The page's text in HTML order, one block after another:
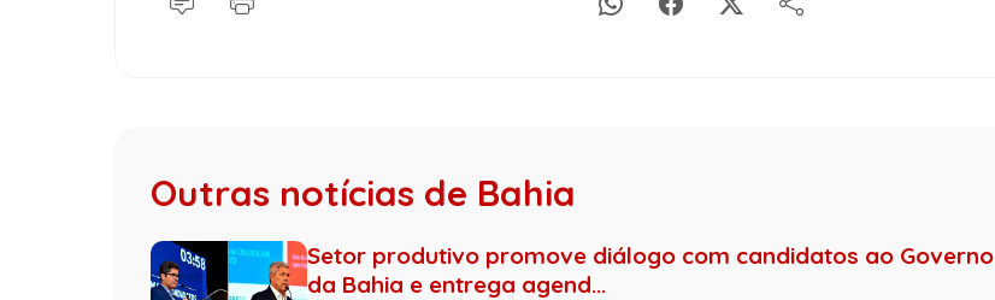
Outras notícias de Bahia
Setor produtivo promove diálogo com candidatos ao Governo
da Bahia e entrega agend...